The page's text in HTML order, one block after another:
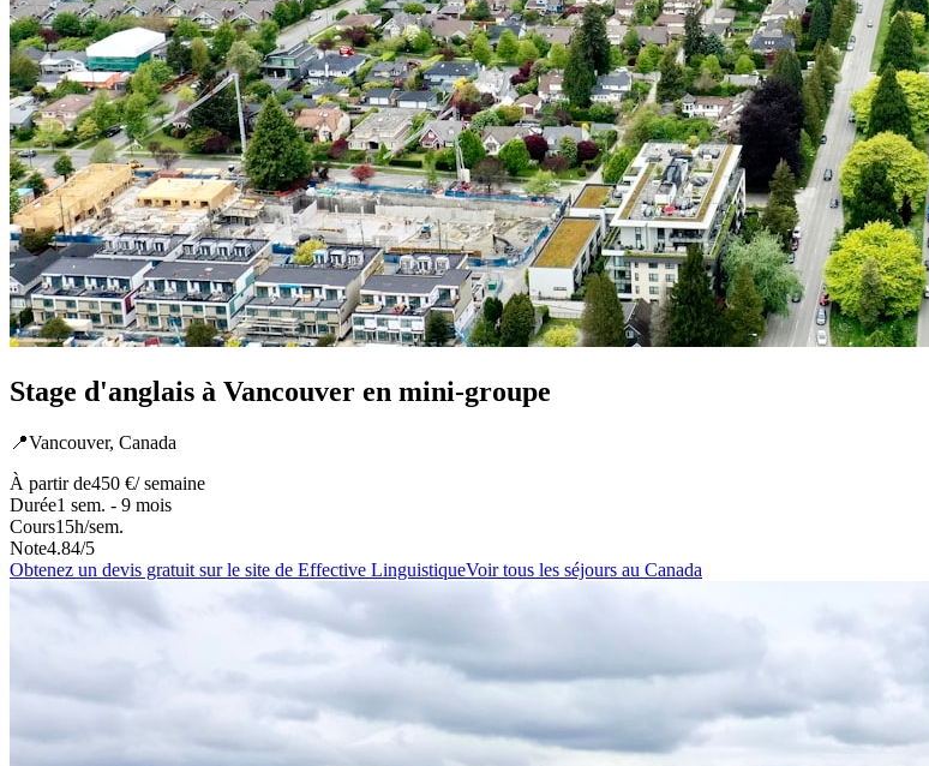
Stage d'anglais à Vancouver en mini-groupe
📍Vancouver, Canada
À partir de450 €/ semaine
Durée1 sem. - 9 mois
Cours15h/sem.
Note4.84/5
Obtenez un devis gratuit sur le site de Effective LinguistiqueVoir tous les séjours au Canada